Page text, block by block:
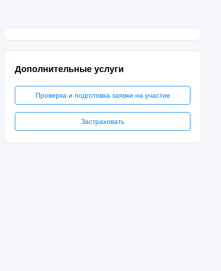
Дополнительные услуги
Проверка и подготовка заявки на участие
Застраховать